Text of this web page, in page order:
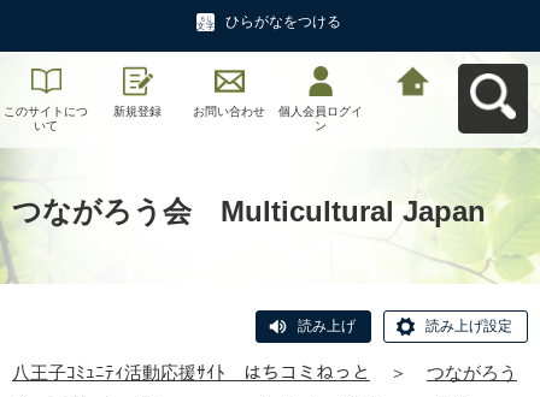
ひらがなをつける
このサイトにつ
いて
新規登録 お問い合わせ
個人会員ログイ
ン
つながろう会 Multicultural Japan
読み上げ 読み上げ設定
八王子ｺﾐｭﾆﾃｨ活動応援ｻｲﾄ はちコミねっと ＞
つながろう